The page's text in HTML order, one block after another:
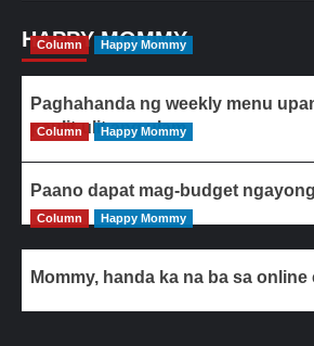
HAPPY MOMMY
Column Happy Mommy
Paghahanda ng weekly menu
paulit-ulit ang ulam
Column Happy Mommy
Paano dapat mag-budget
Column Happy Mommy
Mommy, handa ka na ba sa online